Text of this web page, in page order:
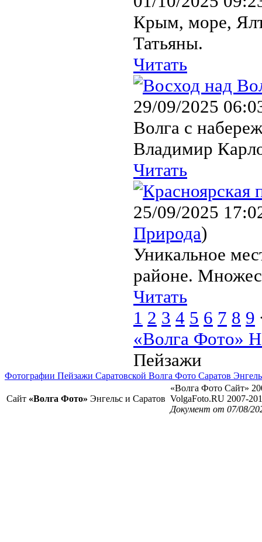
Крым, море,
Татьяны.
Читать
29/09/2025
Волга с
Владимир
Читать
25/09/2025
Природа)
Уникальное
районе.
Читать
1 2 3 4 5 6 7 8 9
«Волга Фото»
Пейзажи
Фотографии Пейзажи Саратовской Волга Фото Саратов
Сайт «Волга Фото» Энгельс и Саратов
«Волга Фото Сайт»
VolgaFoto.RU 2007-
Документ от 07/08/